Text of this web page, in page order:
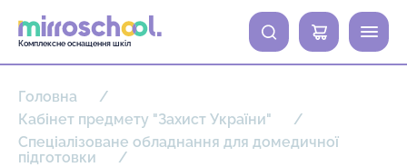
Комплексне оснащення шкіл
0
Головна
Кабінет предмету "Захист України"
Спеціалізоване обладнання для домедичної
підготовки